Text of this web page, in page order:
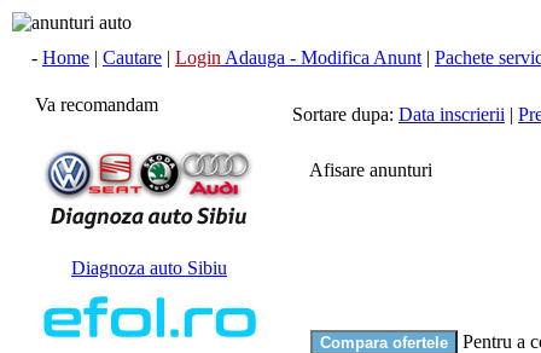
- Home | Cautare | Login Adauga - Modifica Anunt | Pachete
Va recomandam
Diagnoza auto Sibiu
Sortare dupa: Data inscrierii |
Afisare anunturi
Pentru a